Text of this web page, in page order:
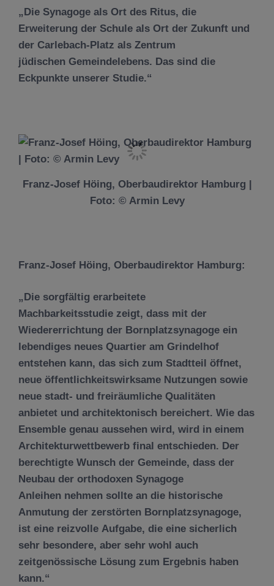
„Die Synagoge als Ort des Ritus, die
Erweiterung der Schule als Ort der Zukunft und
der Carlebach-Platz als Zentrum
jüdischen Gemeindelebens. Das sind die
Eckpunkte unserer Studie.“
Franz-Josef Höing, Oberbaudirektor Hamburg |
Foto: © Armin Levy
Franz-Josef Höing, Oberbaudirektor Hamburg:
„Die sorgfältig erarbeitete
Machbarkeitsstudie zeigt, dass mit der
Wiedererrichtung der Bornplatzsynagoge ein
lebendiges neues Quartier am Grindelhof
entstehen kann, das sich zum Stadtteil öffnet,
neue öffentlichkeitswirksame Nutzungen sowie
neue stadt- und freiräumliche Qualitäten
anbietet und architektonisch bereichert. Wie das
Ensemble genau aussehen wird, wird in einem
Architekturwettbewerb final entschieden. Der
berechtigte Wunsch der Gemeinde, dass der
Neubau der orthodoxen Synagoge
Anleihen nehmen sollte an die historische
Anmutung der zerstörten Bornplatzsynagoge,
ist eine reizvolle Aufgabe, die eine sicherlich
sehr besondere, aber sehr wohl auch
zeitgenössische Lösung zum Ergebnis haben
kann.“